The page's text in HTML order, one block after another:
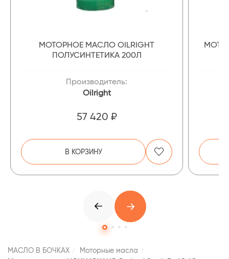
МОТОРНОЕ МАСЛО OILRIGHT
ПОЛУСИНТЕТИКА 200Л
Производитель:
Oilright
57 420 ₽
В КОРЗИНУ
МАСЛО В БОЧКАХ
Моторные масла